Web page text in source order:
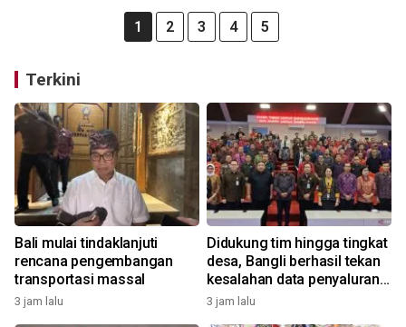
1 2 3 4 5
Terkini
Bali mulai tindaklanjuti
rencana pengembangan
transportasi massal
3 jam lalu
Didukung tim hingga tingkat
desa, Bangli berhasil tekan
kesalahan data penyaluran
bansos
3 jam lalu